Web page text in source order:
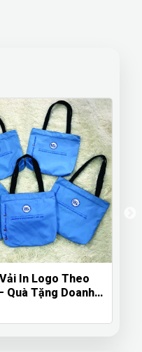
In Logo Theo
Quà Tặng Doanh
Học